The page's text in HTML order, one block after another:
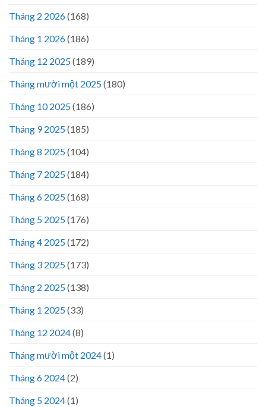
Tháng 2 2026(168)
Tháng 1 2026(186)
Tháng 12 2025(189)
Tháng mười một 2025(180)
Tháng 10 2025(186)
Tháng 9 2025(185)
Tháng 8 2025(104)
Tháng 7 2025(184)
Tháng 6 2025(168)
Tháng 5 2025(176)
Tháng 4 2025(172)
Tháng 3 2025(173)
Tháng 2 2025(138)
Tháng 1 2025(33)
Tháng 12 2024(8)
Tháng mười một 2024(1)
Tháng 6 2024(2)
Tháng 5 2024(1)